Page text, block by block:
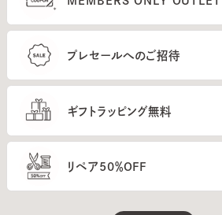
プレセールへのご招待
ギフトラッピング無料
リペア50％OFF